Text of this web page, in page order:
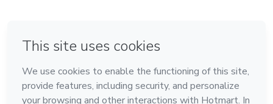
Feito com ❤ em Bogotá